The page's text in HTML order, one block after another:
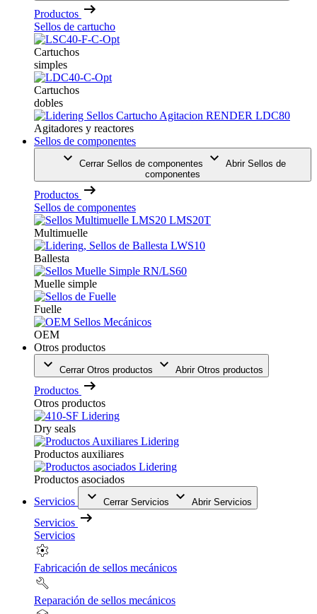
Productos
Sellos de cartucho
Cartuchos
simples
Cartuchos
dobles
Agitadores y reactores
Sellos de componentes
Cerrar Sellos de componentes
Abrir Sellos de
componentes
Productos
Sellos de componentes
Multimuelle
Ballesta
Muelle simple
Fuelle
OEM
Otros productos
Cerrar Otros productos Abrir Otros productos
Productos
Otros productos
Dry seals
Productos auxiliares
Productos asociados
Servicios
Cerrar Servicios Abrir Servicios
Servicios
Servicios
Fabricación de sellos mecánicos
Reparación de sellos mecánicos